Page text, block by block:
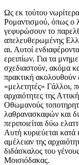
Ως εκ τούτου
Ρομαντισμού, όπως ο
γεφυρώσουν το
απελευθερωμένης
αι. Αυτοί
ερειπίων. Για τα
σχεδιαστούν, ακόμα
πρακτική ακολουθούν
«μελετητές» Γάλλοι,
αρχαιότητες της
Οθωμανούς
λαθρανασκαφών και
περιποιείται δύω
Αυτή κυριεύεται
αμέλειαν της
διδάσκαλος του
Μοισιόδακας.